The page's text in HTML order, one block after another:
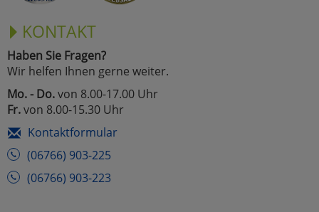
KONTAKT
Haben Sie Fragen?
Wir helfen Ihnen gerne weiter.
Mo. - Do.von 8.00-17.00 Uhr
Fr.von 8.00-15.30 Uhr
Kontaktformular
(06766) 903-225
(06766) 903-223